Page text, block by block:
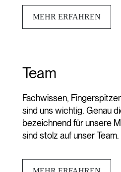
MEHR ERFAHREN
Team
Fachwissen,
sind uns wichtig. Genau
bezeichnend für unsere
sind stolz auf unser Team.